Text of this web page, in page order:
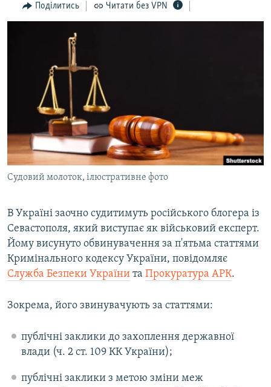
пошукуІНТЕРВ'Ю
СПЕЦПРОЕКТИ
ДЕПОРТАЦІЯ
ВІДЕОУРОКИ «ELIFBE»
СВІДЧЕННЯ ОКУПАЦІЇ
УКРАЇНСЬКА ПРОБЛЕМА КРИМУ
ІНФОГРАФІКА
ЯК ОБІЙТИ БЛОКУВАННЯ
Русский
Qırımtatar
ДОЛУЧАЙСЯ!
Усі сайти RFE/RL
Поділитись Читати без VPN
Судовий молоток, ілюстративне фото
В Україні заочно судитимуть російського блогера із
Севастополя, який виступає як військовий експерт.
Йому висунуто обвинувачення за п'ятьма статтями
Кримінального кодексу України, повідомляє
Служба Безпеки України та Прокуратура АРК.
Зокрема, його звинувачують за статтями:
публічні заклики до захоплення державної
влади (ч. 2 ст. 109 КК України);
публічні заклики з метою зміни меж